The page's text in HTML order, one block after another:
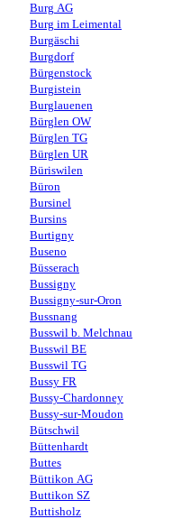
Burg AG
Burg im Leimental
Burgäschi
Burgdorf
Bürgenstock
Burgistein
Burglauenen
Bürglen OW
Bürglen TG
Bürglen UR
Büriswilen
Büron
Bursinel
Bursins
Burtigny
Buseno
Büsserach
Bussigny
Bussigny-sur-Oron
Bussnang
Busswil b. Melchnau
Busswil BE
Busswil TG
Bussy FR
Bussy-Chardonney
Bussy-sur-Moudon
Bütschwil
Büttenhardt
Buttes
Büttikon AG
Buttikon SZ
Buttisholz